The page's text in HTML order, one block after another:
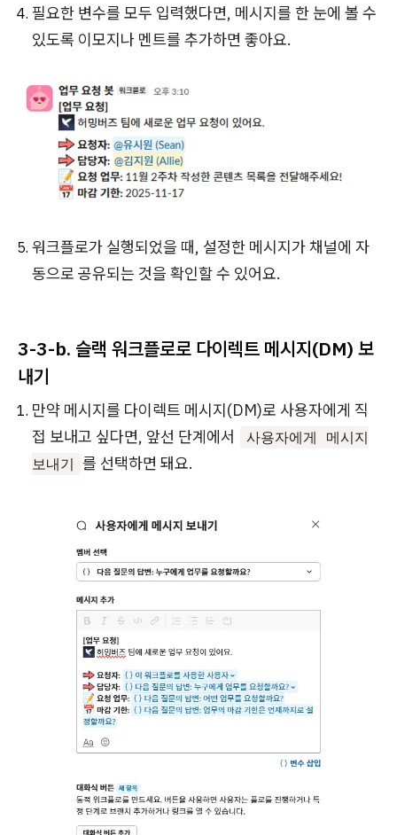
필요한 변수를 모두 입력했다면, 메시지를 한 눈에 볼 수
있도록 이모지나 멘트를 추가하면 좋아요.
워크플로가 실행되었을 때, 설정한 메시지가 채널에 자
동으로 공유되는 것을 확인할 수 있어요.
3-3-b. 슬랙 워크플로로 다이렉트 메시지(DM) 보
내기
만약 메시지를 다이렉트 메시지(DM)로 사용자에게 직
접 보내고 싶다면, 앞선 단계에서
사용자에게 메시지
보내기 를 선택하면 돼요.